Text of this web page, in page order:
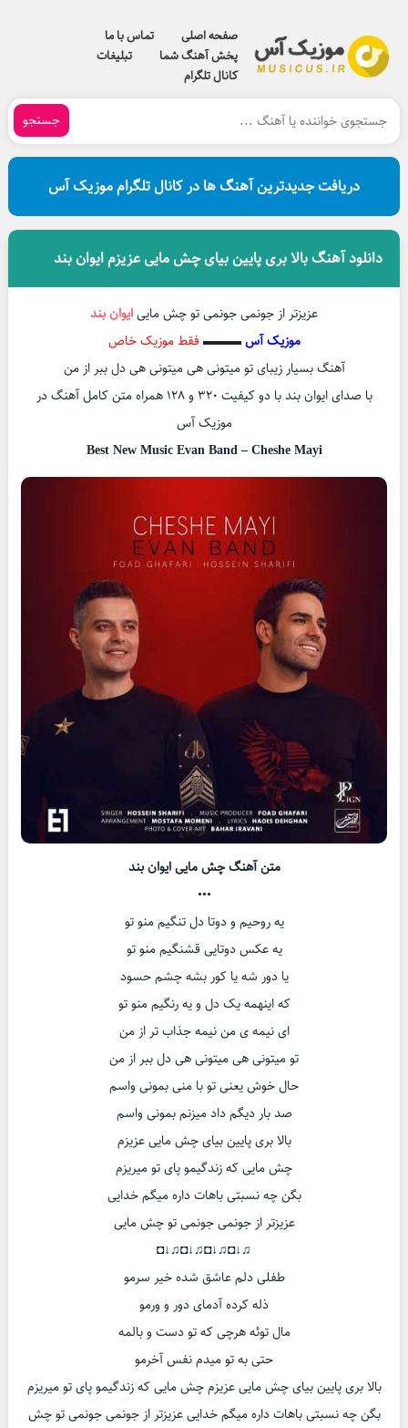
صفحه اصلی
تماس با ما
پخش آهنگ شما
تبلیغات
کانال تلگرام
جستجو
دریافت جدیدترین آهنگ ها در کانال تلگرام موزیک آس
دانلود آهنگ بالا بری پایین بیای چش مایی عزیزم ایوان بند
عزیزتر از جونمی جونمی تو چش ماییایوان بند
موزیک آس▬▬▬ فقط موزیک خاص
آهنگ بسیار زیبای تو میتونی هی میتونی هی دل ببر از من
با صدای ایوان بند با دو کیفیت ۳۲۰ و ۱۲۸ همراه متن کامل آهنگ در
موزیک آس
Best New Music Evan Band – Cheshe Mayi
متن آهنگ چش مایی ایوان بند
•••
یه روحیم و دوتا دل تنگیم منو تو
یه عکس دوتایی قشنگیم منو تو
یا دور شه یا کور بشه چشم حسود
که اینهمه یک دل و یه رنگیم منو تو
ای نیمه ی من نیمه جذاب تر از من
تو میتونی هی میتونی هی دل ببر از من
حال خوش یعنی تو با منی بمونی واسم
صد بار دیگم داد میزنم بمونی واسم
بالا بری پایین بیای چش مایی عزیزم
چش مایی که زندگیمو پای تو میریزم
بگن چه نسبتی باهات داره میگم خدایی
عزیزتر از جونمی جونمی تو چش مایی
♫↓◘♫↓◘♫↓◘♫↓◘
طفلی دلم عاشق شده خیر سرمو
ذله کرده آدمای دور و ورمو
مال توئه هرچی که تو دست و بالمه
حتی به تو میدم نفس آخرمو
بالا بری پایین بیای چش مایی عزیزم چش مایی که زندگیمو پای تو میریزم
بگن چه نسبتی باهات داره میگم خدایی عزیزتر از جونمی جونمی تو چش